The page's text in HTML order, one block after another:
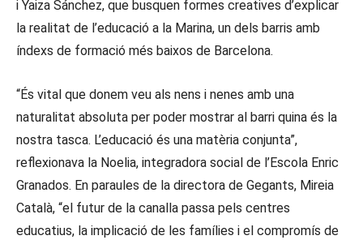
i Yaiza Sánchez, que busquen formes creatives d’explicar
la realitat de l’educació a la Marina, un dels barris amb
índexs de formació més baixos de Barcelona.
“És vital que donem veu als nens i nenes amb una
naturalitat absoluta per poder mostrar al barri quina és la
nostra tasca. L’educació és una matèria conjunta”,
reflexionava la Noelia, integradora social de l’Escola Enric
Granados. En paraules de la directora de Gegants, Mireia
Català, “el futur de la canalla passa pels centres
educatius, la implicació de les famílies i el compromís de